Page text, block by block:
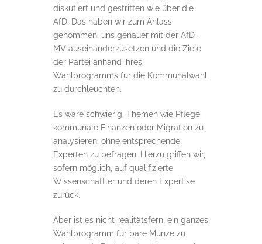
diskutiert und gestritten wie über die
AfD. Das haben wir zum Anlass
genommen, uns genauer mit der AfD-
MV auseinanderzusetzen und die Ziele
der Partei anhand ihres
Wahlprogramms für die Kommunalwahl
zu durchleuchten.
Es wäre schwierig, Themen wie Pflege,
kommunale Finanzen oder Migration zu
analysieren, ohne entsprechende
Experten zu befragen. Hierzu griffen wir,
sofern möglich, auf qualifizierte
Wissenschaftler und deren Expertise
zurück.
Aber ist es nicht realitätsfern, ein ganzes
Wahlprogramm für bare Münze zu